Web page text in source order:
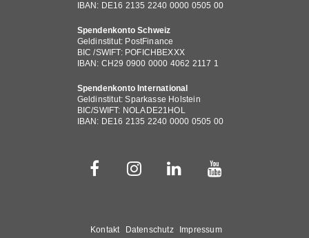
IBAN: DE16 2135 2240 0000 0505 00
Spendenkonto Schweiz
Geldinstitut: PostFinance
BIC /SWIFT: POFICHBEXXX
IBAN: CH29 0900 0000 4062 2117 1
Spendenkonto International
Geldinstitut: Sparkasse Holstein
BIC/SWIFT: NOLADE21HOL
IBAN: DE16 2135 2240 0000 0505 00
Kontakt Datenschutz Impressum